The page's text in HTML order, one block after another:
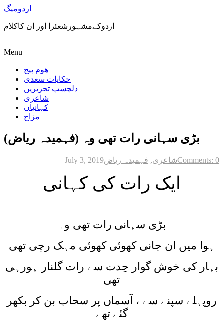
اردومیگ
اردوکےمشہورشعئرا اور ان کاکلام
Menu
ھوم پیج
حکایات سعدی
دلچسپ تحریریں
شاعری
کہانیاں
مزاح
بڑی سہانی رات تھی وہ (فہمیدہ ریاض)
July 3, 2019 شاعری, فہمیدہ ریاض Comments: 0
ایک رات کی کہانی
بڑی سہانی رات تھی وہ
ہوا میں ان جانی کھوئی کھوئی مہک رچی تھی
بہار کی خوش گوار حِدت سے رات گلنار ہورہی
تھی
روپہلے سپنے سے ، آسماں پر سحاب بن کر بکھر
گئے تھے